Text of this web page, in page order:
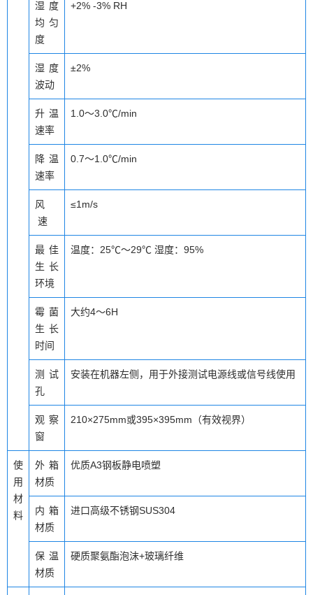
湿度
均匀
度
+2% -3% RH
湿度
波动
±2%
升温
速率
1.0～3.0℃/min
降温
速率
0.7～1.0℃/min
风
速
≤1m/s
最佳
生长
环境
温度：25℃～29℃ 湿度：95%
霉菌
生长
时间
大约4～6H
测试
孔
安装在机器左侧，用于外接测试电源线或信号线使用
观察
窗
210×275mm或395×395mm（有效视界）
使
用
材
料
外箱
材质
优质A3钢板静电喷塑
内箱
材质
进口高级不锈钢SUS304
保温
材质
硬质聚氨酯泡沫+玻璃纤维